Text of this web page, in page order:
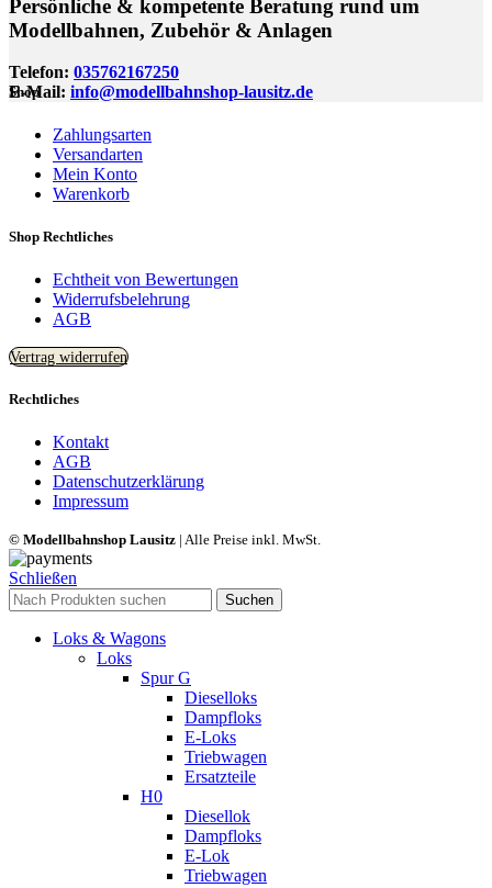
Persönliche & kompetente Beratung rund um
Modellbahnen, Zubehör & Anlagen
Telefon: 035762167250
E-Mail: info@modellbahnshop-lausitz.de
Shop
Zahlungsarten
Versandarten
Mein Konto
Warenkorb
Shop Rechtliches
Echtheit von Bewertungen
Widerrufsbelehrung
AGB
Vertrag widerrufen
Rechtliches
Kontakt
AGB
Datenschutzerklärung
Impressum
© Modellbahnshop Lausitz | Alle Preise inkl. MwSt.
Schließen
Suchen
Loks & Wagons
Loks
Spur G
Dieselloks
Dampfloks
E-Loks
Triebwagen
Ersatzteile
H0
Diesellok
Dampfloks
E-Lok
Triebwagen